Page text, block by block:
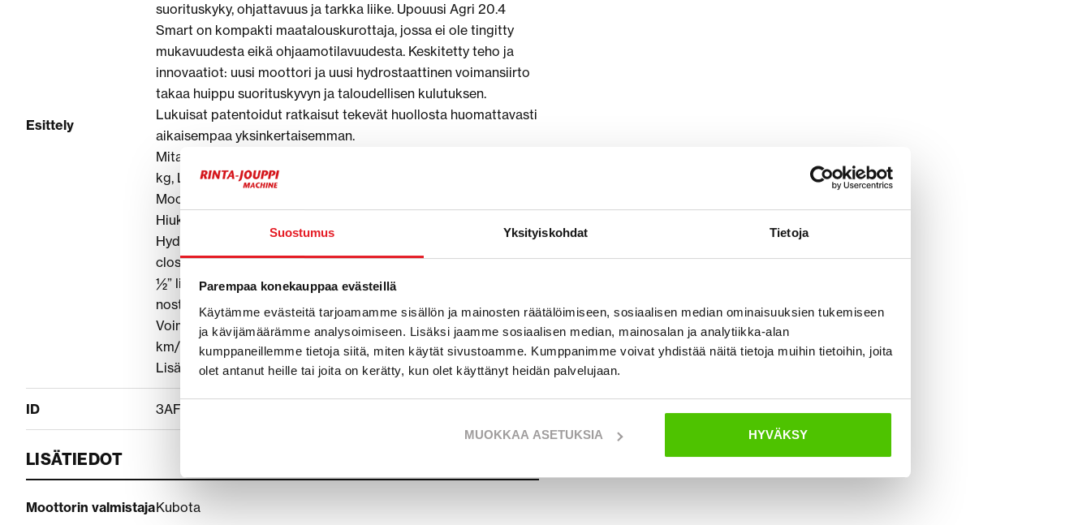
Suostumus Yksityiskohdat Tietoja
Parempaa konekauppaa evästeillä
Käytämme evästeitä tarjoamamme sisällön ja mainosten räätälöimiseen, sosiaalisen median ominaisuuksien tukemiseen
ja kävijämäärämme analysoimiseen. Lisäksi jaamme sosiaalisen median, mainosalan ja analytiikka-alan
kumppaneillemme tietoja siitä, miten käytät sivustoamme. Kumppanimme voivat yhdistää näitä tietoja muihin tietoihin, joita
olet antanut heille tai joita on kerätty, kun olet käyttänyt heidän palvelujaan.
MUOKKAA ASETUKSIA HYVÄKSY
Esittely
suorituskyky, ohjattavuus ja tarkka liike. Upouusi Agri 20.4
Smart on kompakti maatalouskurottaja, jossa ei ole tingitty
mukavuudesta eikä ohjaamotilavuudesta. Keskitetty teho ja
innovaatiot: uusi moottori ja uusi hydrostaattinen voimansiirto
takaa huippu suorituskyvyn ja taloudellisen kulutuksen.
Lukuisat patentoidut ratkaisut tekevät huollosta huomattavasti
aikaisempaa yksinkertaisemman.
Mitat: Nostokorkeus 435 cm, Nostoteho 2000 kg, Paino 4300
kg, Leveys 155 cm, Korkeus 193 cm, pituus 3534
Moottori: KUBOTA D1803-CR-TE5B, 50 hv/2700 rpm,
Hiukkassuodatin
Hydrauliikka: Hammasrataspumppu 94 l/250 bar, 1 vipu
closedcenter AID4930, Hydrauliikan vapautus, 1 x 2-toiminen
½” lisähydrauliikka puomin päässä, Sisäänrakennettu vakain
nostosylinterissä, TALVIVARUSTUS
Voimansiirto: Hydrostaattinen voimansiirto 1-nopeusalue, 25
km/h, Sähköinen suunnanvaihdin, ajonopeuden hidastin.
Lisävarusteet tarpeen mukaan kysy tarjous!
ID 3AF75DCA
LISÄTIEDOT
Moottorin valmistajaKubota